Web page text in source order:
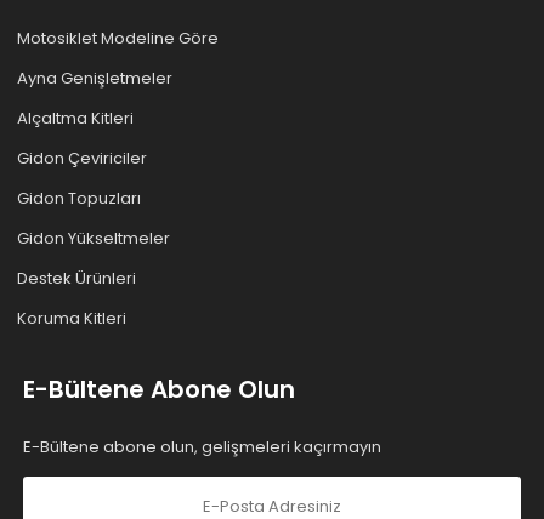
Motosiklet Modeline Göre
Ayna Genişletmeler
Alçaltma Kitleri
Gidon Çeviriciler
Gidon Topuzları
Gidon Yükseltmeler
Destek Ürünleri
Koruma Kitleri
E-Bültene Abone Olun
E-Bültene abone olun, gelişmeleri kaçırmayın